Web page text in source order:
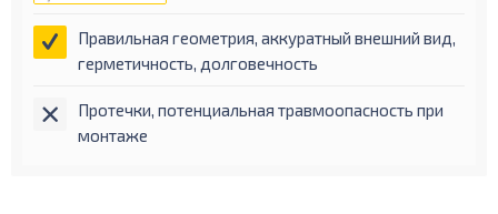
Правильная геометрия, аккуратный внешний вид,
герметичность, долговечность
Протечки, потенциальная травмоопасность при
монтаже